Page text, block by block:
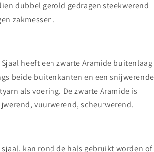
dubbel gerold gedragen steekwerend
zakmessen.
Sjaal heeft een zwarte Aramide buitenlaag
beide buitenkanten en een snijwerende
als voering. De zwarte Aramide is
vuurwerend, scheurwerend.
sjaal, kan rond de hals gebruikt worden of